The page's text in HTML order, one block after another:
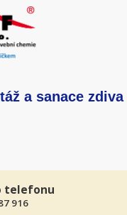
a sanace zdiva
telefonu
916